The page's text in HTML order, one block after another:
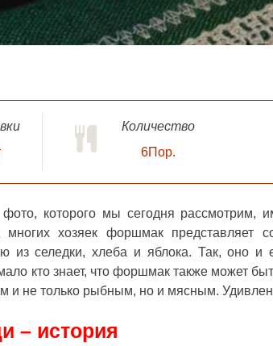
Количество
6Пор.
фото, которого мы сегодня рассмотрим,
хозяек форшмак представляет
из селедки, хлеба и яблока. Так, оно и
кто знает, что форшмак также может
и не только рыбным, но и мясным.
– история